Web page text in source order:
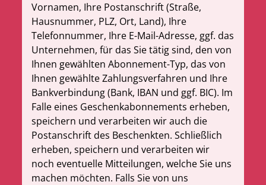
Vornamen, Ihre Postanschrift (Straße,
Hausnummer, PLZ, Ort, Land), Ihre
Telefonnummer, Ihre E-Mail-Adresse, ggf. das
Unternehmen, für das Sie tätig sind, den von
Ihnen gewählten Abonnement-Typ, das von
Ihnen gewählte Zahlungsverfahren und Ihre
Bankverbindung (Bank, IBAN und ggf. BIC). Im
Falle eines Geschenkabonnements erheben,
speichern und verarbeiten wir auch die
Postanschrift des Beschenkten. Schließlich
erheben, speichern und verarbeiten wir
noch eventuelle Mitteilungen, welche Sie uns
machen möchten. Falls Sie von uns